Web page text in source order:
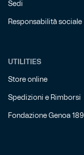
Sedi
Responsabilità sociale
UTILITIES
Store online
Spedizioni e Rimborsi
Fondazione Genoa